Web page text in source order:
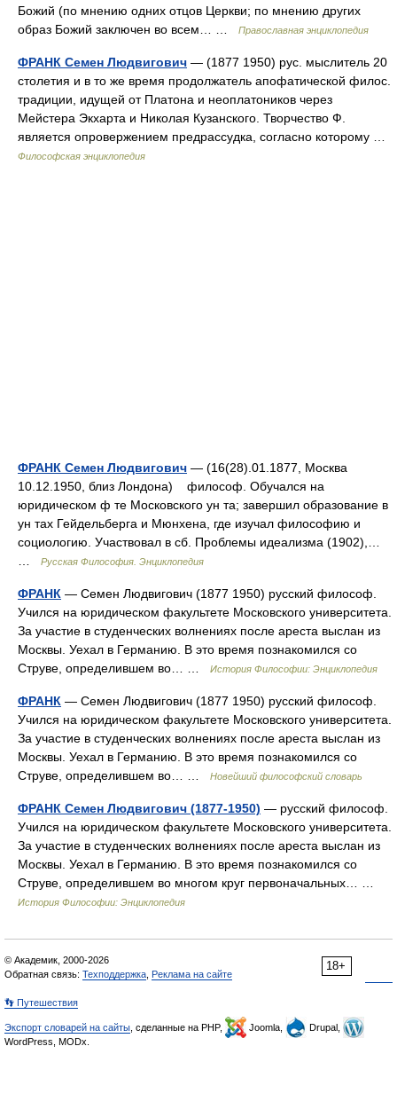
Божий (по мнению одних отцов Церкви; по мнению других
образ Божий заключен во всем… …
Православная энциклопедия
ФРАНК Семен Людвигович — (1877 1950) рус. мыслитель 20
столетия и в то же время продолжатель апофатической филос.
традиции, идущей от Платона и неоплатоников через
Мейстера Экхарта и Николая Кузанского. Творчество Ф.
является опровержением предрассудка, согласно которому …
Философская энциклопедия
ФРАНК Семен Людвигович — (16(28).01.1877, Москва
10.12.1950, близ Лондона) философ. Обучался на
юридическом ф те Московского ун та; завершил образование в
ун тах Гейдельберга и Мюнхена, где изучал философию и
социологию. Участвовал в сб. Проблемы идеализма (1902),…
Русская Философия. Энциклопедия
ФРАНК — Семен Людвигович (1877 1950) русский философ.
Учился на юридическом факультете Московского университета.
За участие в студенческих волнениях после ареста выслан из
Москвы. Уехал в Германию. В это время познакомился со
Струве, определившем во… …
История Философии: Энциклопедия
ФРАНК — Семен Людвигович (1877 1950) русский философ.
Учился на юридическом факультете Московского университета.
За участие в студенческих волнениях после ареста выслан из
Москвы. Уехал в Германию. В это время познакомился со
Струве, определившем во… …
Новейший философский словарь
ФРАНК Семен Людвигович (1877-1950) — русский философ.
Учился на юридическом факультете Московского университета.
За участие в студенческих волнениях после ареста выслан из
Москвы. Уехал в Германию. В это время познакомился со
Струве, определившем во многом круг первоначальных… …
История Философии: Энциклопедия
18+
© Академик, 2000-2026
Обратная связь: Техподдержка Реклама на сайте
👣 Путешествия
Экспорт словарей на сайты , сделанные на PHP, Joomla,
Drupal,
WordPress, MODx.